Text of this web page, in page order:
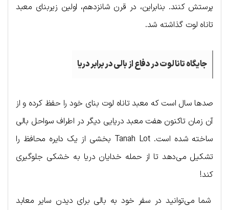
پرستش کنند. بنابراین، در قرن شانزدهم، اولین زیربنای معبد
تاناه لوت گذاشته شد.
جایگاه تانا لوت در دفاع از بالی در برابر دریا
صدها سال است که معبد تاناه لوت بنای خود را حفظ کرده و از
آن زمان تاکنون هفت معبد دریایی دیگر در اطراف سواحل بالی
ساخته شده است. Tanah Lot بخشی از یک دایره محافظ را
تشکیل می‌دهد تا از حمله خدایان دریا به خشکی جلوگیری
کند!
شما می‌توانید در سفر خود به بالی برای دیدن سایر معابد